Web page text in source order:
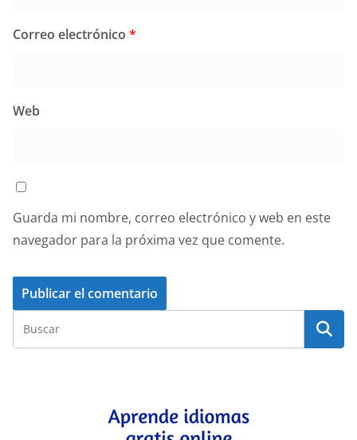
Correo electrónico *
Web
Guarda mi nombre, correo electrónico y web en este
navegador para la próxima vez que comente.